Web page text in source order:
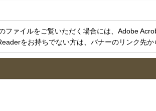
ファイルをご覧いただく場合には、Adobe
をお持ちでない方は、バナーのリンク先か